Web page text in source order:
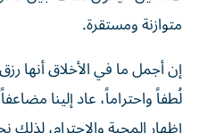
متوازنة ومستقرة.
إن أجمل ما في الأخلاق أنها
لُطفاً واحتراماً، عاد إلينا